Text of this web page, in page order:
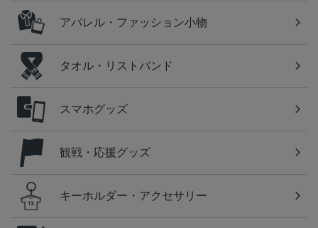
アパレル・ファッション小物
タオル・リストバンド
スマホグッズ
観戦・応援グッズ
キーホルダー・アクセサリー